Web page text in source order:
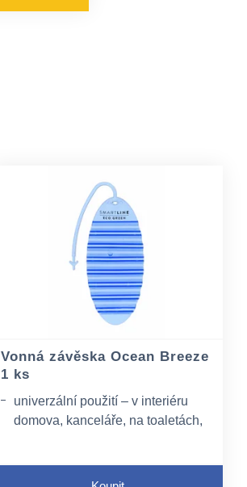
Vonná závěska Ocean Breeze
1 ks
univerzální použití – v interiéru
domova, kanceláře, na toaletách,
opatřena integrovaným závěsem,